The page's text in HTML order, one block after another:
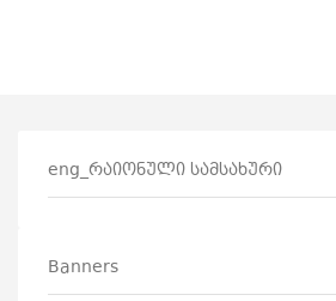
eng_რაიონული სამსახური
Banners